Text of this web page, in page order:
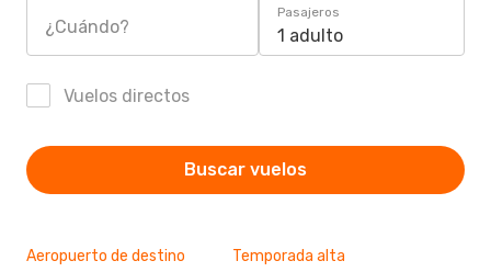
¿Cuándo?
Pasajeros
1 adulto
Vuelos directos
Buscar vuelos
Aeropuerto de destino Temporada alta